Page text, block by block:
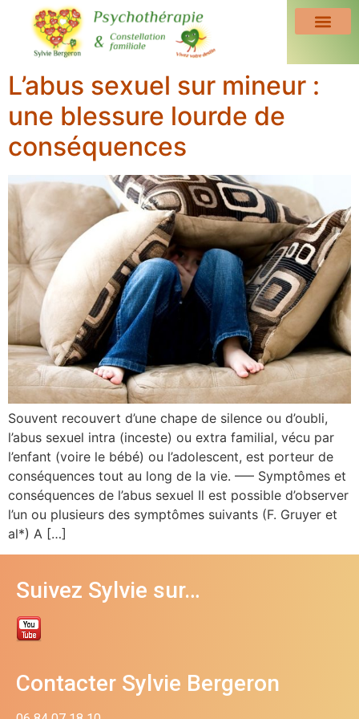
L’abus sexuel sur mineur :
une blessure lourde de
conséquences
Souvent recouvert d’une chape de silence ou d’oubli,
l’abus sexuel intra (inceste) ou extra familial, vécu par
l’enfant (voire le bébé) ou l’adolescent, est porteur de
conséquences tout au long de la vie. —– Symptômes et
conséquences de l’abus sexuel Il est possible d’observer
l’un ou plusieurs des symptômes suivants (F. Gruyer et
al*) A […]
Suivez Sylvie sur…
Contacter Sylvie Bergeron